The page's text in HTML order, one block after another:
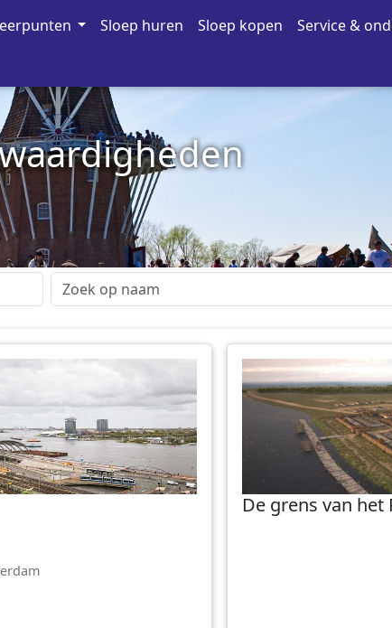
Sloep huren Sloep kopen Service &
De grens van het